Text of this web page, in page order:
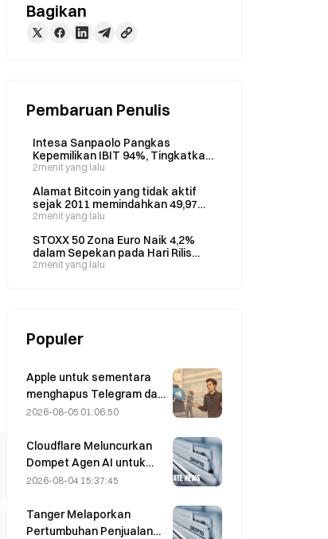
Bagikan
Pembaruan Penulis
Intesa Sanpaolo Pangkas
Kepemilikan IBIT 94%, Tingkatkan
Kepemilikan ETF Staking
Kuartal II
2menit yang lalu
Alamat Bitcoin yang tidak aktif
sejak 2011 memindahkan 49,97
BTC (3,23 juta dolar AS) pada 6
2menit yang lalu
STOXX 50 Zona Euro Naik 4,2%
dalam Sepekan pada Hari Rilis
Data Ketenagakerjaan
2menit yang lalu
Populer
Apple untuk sementara
menghapus Telegram dari
platformnya terkait
membantahnya dan
mengatakan bahwa
Telegram mengalami
2026-08-05 01:06:50
Cloudflare Meluncurkan
Dompet Agen AI untuk
Memungkinkan
Otonom pada 4 Agustus
2026-08-04 15:37:45
Tanger Melaporkan
Pertumbuhan Penjualan